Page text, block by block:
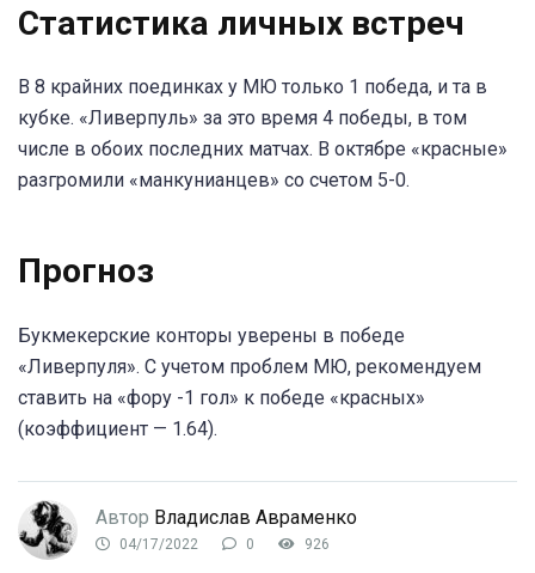
Статистика личных встреч
В 8 крайних поединках у МЮ только 1 победа, и та в
кубке. «Ливерпуль» за это время 4 победы, в том
числе в обоих последних матчах. В октябре «красные»
разгромили «манкунианцев» со счетом 5-0.
Прогноз
Букмекерские конторы уверены в победе
«Ливерпуля». С учетом проблем МЮ, рекомендуем
ставить на «фору -1 гол» к победе «красных»
(коэффициент — 1.64).
Автор Владислав Авраменко
04/17/2022 0 926